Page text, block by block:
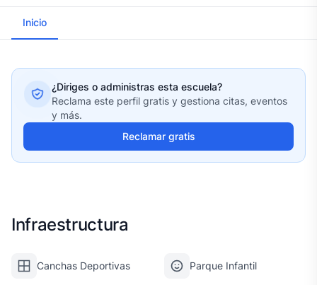
Inicio
¿Diriges o administras esta escuela?
Reclama este perfil gratis y gestiona citas, eventos
y más.
Reclamar gratis
Infraestructura
Canchas Deportivas Parque Infantil